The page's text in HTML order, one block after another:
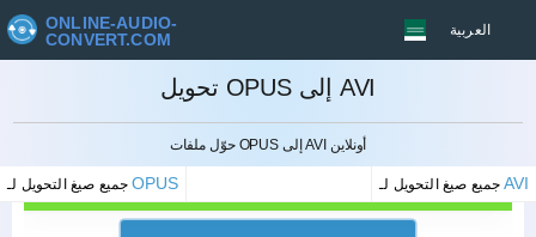
ONLINE-AUDIO-
CONVERT.COM
العربية
تحويل OPUS إلى AVI
حوّل ملفات OPUS إلى AVI أونلاين
جميع صيغ التحويل لـOPUS جميع صيغ التحويل لـAVI
إلغاء